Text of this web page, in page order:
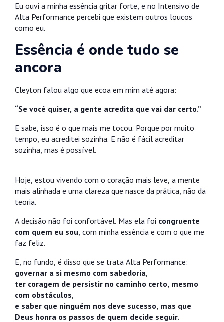
Eu ouvi a minha essência gritar forte, e no Intensivo de
Alta Performance percebi que existem outros loucos
como eu.
Essência é onde tudo se
ancora
Cleyton falou algo que ecoa em mim até agora:
“Se você quiser, a gente acredita que vai dar certo.”
E sabe, isso é o que mais me tocou. Porque por muito
tempo, eu acreditei sozinha. E não é fácil acreditar
sozinha, mas é possível.
Hoje, estou vivendo com o coração mais leve, a mente
mais alinhada e uma clareza que nasce da prática, não da
teoria.
A decisão não foi confortável. Mas ela foi congruente
com quem eu sou , com minha essência e com o que me
faz feliz.
E, no fundo, é disso que se trata Alta Performance:
governar a si mesmo com sabedoria
ter coragem de persistir no caminho certo, mesmo
com obstáculos
e saber que ninguém nos deve sucesso, mas que
Deus honra os passos de quem decide seguir.